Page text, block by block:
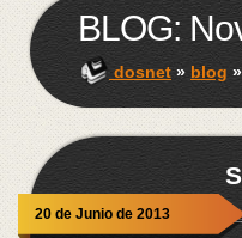
BLOG:
dosnet» blog »
20 de Junio de 2013